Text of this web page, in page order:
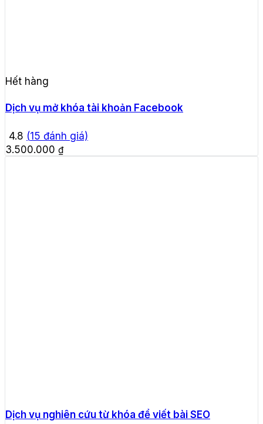
Hết hàng
Dịch vụ mở khóa tài khoản Facebook
4.8 (15 đánh giá)
3.500.000 ₫
Dịch vụ nghiên cứu từ khóa để viết bài SEO